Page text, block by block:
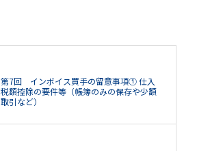
第7回 インボイス買手の留意事項① 仕入
税額控除の要件等（帳簿のみの保存や少額
取引など）